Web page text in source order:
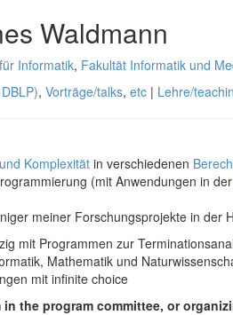
Waldmann
Informatik, Fakultät Informatik und
, Vorträge/talks, etc | Lehre/
Komplexität in verschiedenen
(mit Anwendungen in der
meiner Forschungsprojekte in der
mit Programmen zur
Mathematik und
mit infinite choice
the program committee, or